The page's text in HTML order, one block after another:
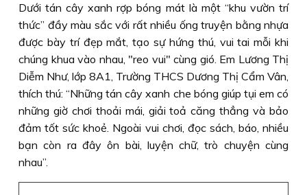
Dưới tán cây xanh rợp bóng mát là một “khu vườn trí
thức” đầy màu sắc với rất nhiều ống truyện bằng nhựa
được bày trí đẹp mắt, tạo sự hứng thú, vui tai mỗi khi
chúng khua vào nhau, "reo vui" cùng gió. Em Lương Thị
Diễm Như, lớp 8A1, Trường THCS Dương Thị Cẩm Vân,
thích thú: “Những tán cây xanh che bóng giúp tụi em có
những giờ chơi thoải mái, giải toả căng thẳng và bảo
đảm tốt sức khoẻ. Ngoài vui chơi, đọc sách, báo, nhiều
bạn còn ra đây ôn bài, luyện chữ, trò chuyện cùng
nhau”.